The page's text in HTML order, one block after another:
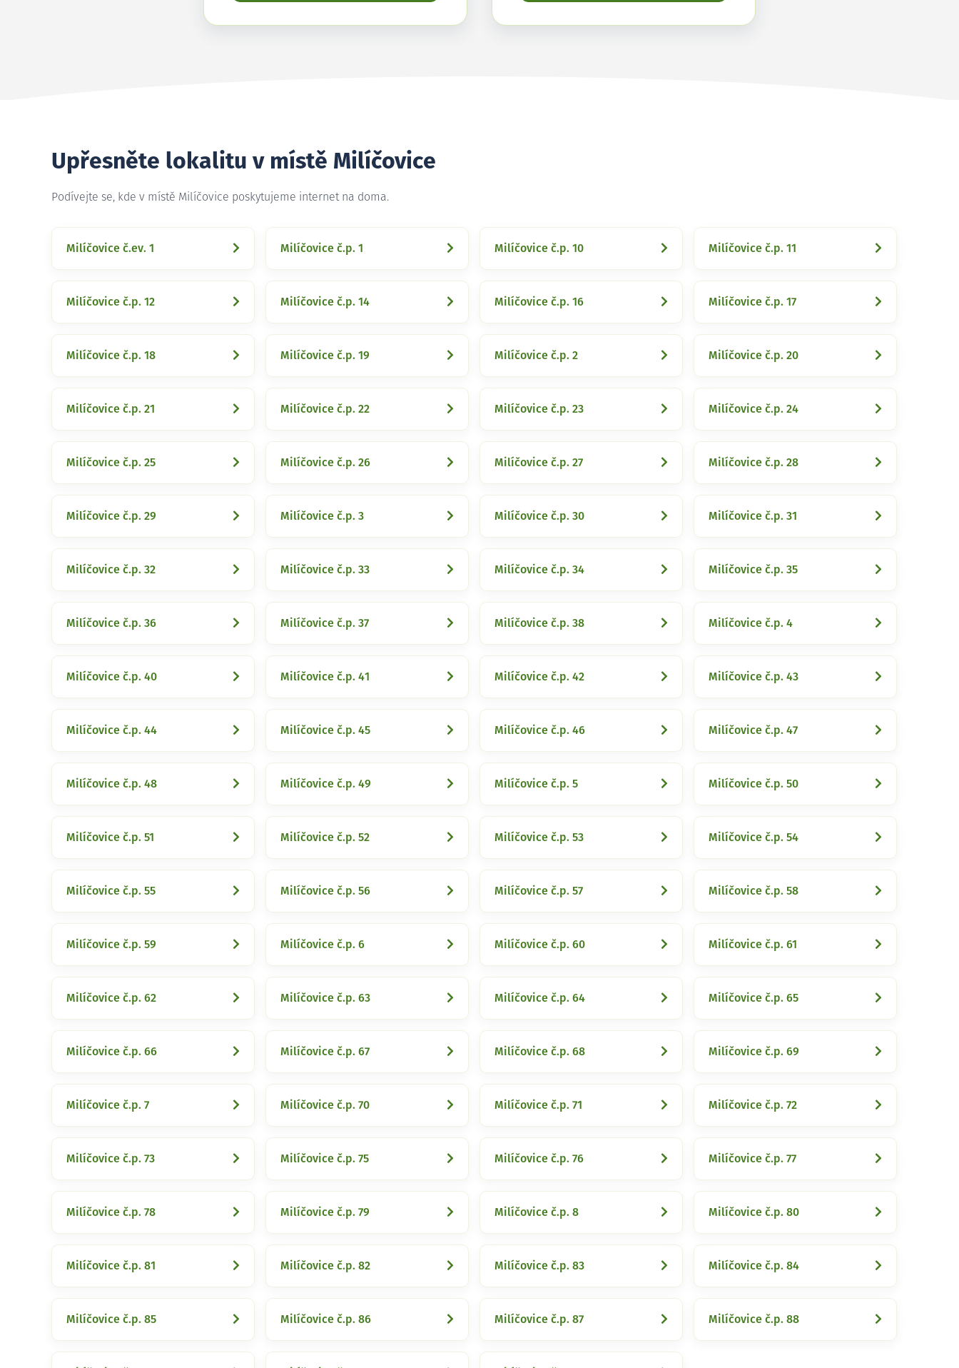
Upřesněte lokalitu v místě Milíčovice
Podívejte se, kde v místě Milíčovice poskytujeme internet na doma.
Milíčovice č.ev. 1 Milíčovice č.p. 1 Milíčovice č.p. 10 Milíčovice č.p. 11
Milíčovice č.p. 12 Milíčovice č.p. 14 Milíčovice č.p. 16 Milíčovice č.p. 17
Milíčovice č.p. 18 Milíčovice č.p. 19 Milíčovice č.p. 2 Milíčovice č.p. 20
Milíčovice č.p. 21 Milíčovice č.p. 22 Milíčovice č.p. 23 Milíčovice č.p. 24
Milíčovice č.p. 25 Milíčovice č.p. 26 Milíčovice č.p. 27 Milíčovice č.p. 28
Milíčovice č.p. 29 Milíčovice č.p. 3 Milíčovice č.p. 30 Milíčovice č.p. 31
Milíčovice č.p. 32 Milíčovice č.p. 33 Milíčovice č.p. 34 Milíčovice č.p. 35
Milíčovice č.p. 36 Milíčovice č.p. 37 Milíčovice č.p. 38 Milíčovice č.p. 4
Milíčovice č.p. 40 Milíčovice č.p. 41 Milíčovice č.p. 42 Milíčovice č.p. 43
Milíčovice č.p. 44 Milíčovice č.p. 45 Milíčovice č.p. 46 Milíčovice č.p. 47
Milíčovice č.p. 48 Milíčovice č.p. 49 Milíčovice č.p. 5 Milíčovice č.p. 50
Milíčovice č.p. 51 Milíčovice č.p. 52 Milíčovice č.p. 53 Milíčovice č.p. 54
Milíčovice č.p. 55 Milíčovice č.p. 56 Milíčovice č.p. 57 Milíčovice č.p. 58
Milíčovice č.p. 59 Milíčovice č.p. 6 Milíčovice č.p. 60 Milíčovice č.p. 61
Milíčovice č.p. 62 Milíčovice č.p. 63 Milíčovice č.p. 64 Milíčovice č.p. 65
Milíčovice č.p. 66 Milíčovice č.p. 67 Milíčovice č.p. 68 Milíčovice č.p. 69
Milíčovice č.p. 7 Milíčovice č.p. 70 Milíčovice č.p. 71 Milíčovice č.p. 72
Milíčovice č.p. 73 Milíčovice č.p. 75 Milíčovice č.p. 76 Milíčovice č.p. 77
Milíčovice č.p. 78 Milíčovice č.p. 79 Milíčovice č.p. 8 Milíčovice č.p. 80
Milíčovice č.p. 81 Milíčovice č.p. 82 Milíčovice č.p. 83 Milíčovice č.p. 84
Milíčovice č.p. 85 Milíčovice č.p. 86 Milíčovice č.p. 87 Milíčovice č.p. 88